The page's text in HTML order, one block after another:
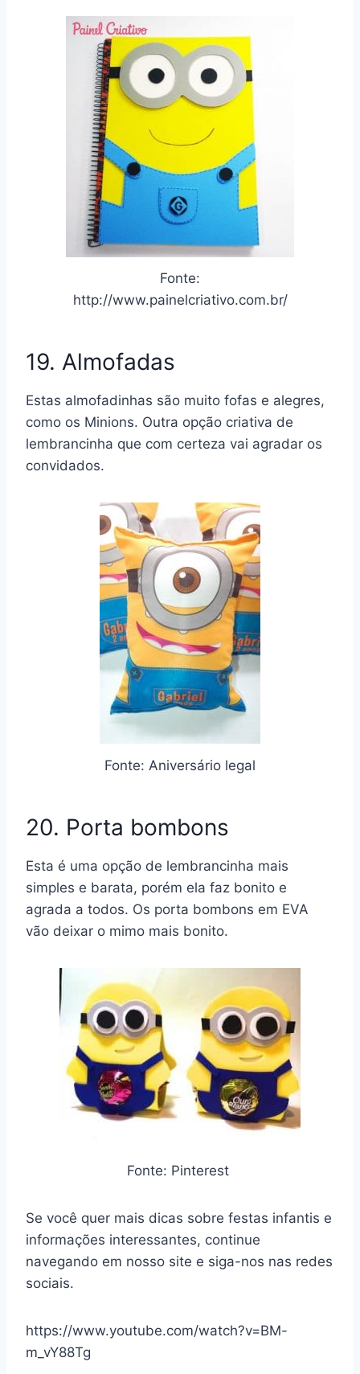
Fonte:
http://www.painelcriativo.com.br/
19. Almofadas
Estas almofadinhas são muito fofas e alegres,
como os Minions. Outra opção criativa de
lembrancinha que com certeza vai agradar os
convidados.
Fonte: Aniversário legal
20. Porta bombons
Esta é uma opção de lembrancinha mais
simples e barata, porém ela faz bonito e
agrada a todos. Os porta bombons em EVA
vão deixar o mimo mais bonito.
Fonte: Pinterest
Se você quer mais dicas sobre festas infantis e
informações interessantes, continue
navegando em nosso site e siga-nos nas redes
sociais.
https://www.youtube.com/watch?v=BM-
m_vY88Tg